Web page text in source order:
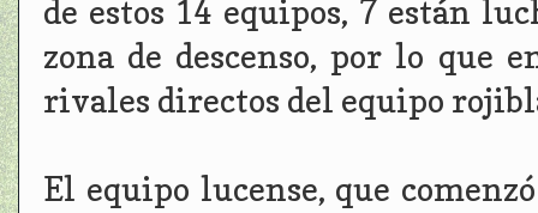
de estos 14 equipos, 7 están
zona de descenso, por lo que
rivales directos del equipo
El equipo lucense, que